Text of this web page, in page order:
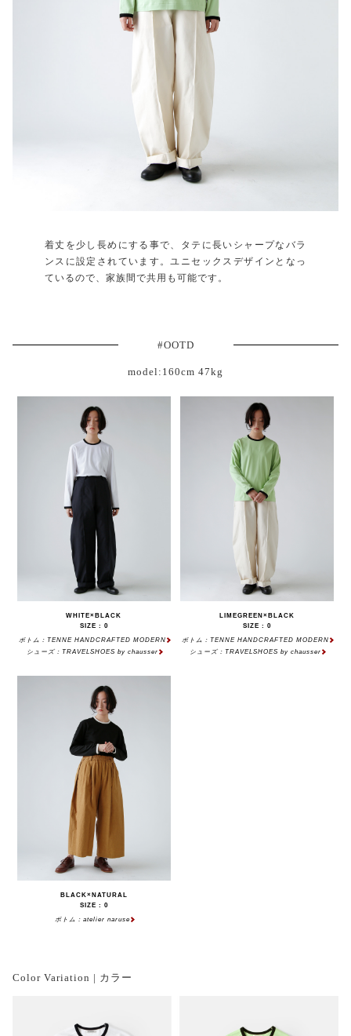
着丈を少し長めにする事で、タテに長いシャープなバラ
ンスに設定されています。ユニセックスデザインとなっ
ているので、家族間で共用も可能です。
#OOTD
model:160cm 47kg
WHITE×BLACK
SIZE : 0
ボトム：TENNE HANDCRAFTED MODERN
シューズ：TRAVELSHOES by chausser
LIMEGREEN×BLACK
SIZE : 0
ボトム：TENNE HANDCRAFTED MODERN
シューズ：TRAVELSHOES by chausser
BLACK×NATURAL
SIZE : 0
ボトム：atelier naruse
Color Variation | カラー